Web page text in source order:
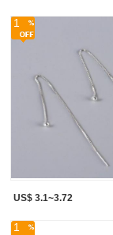
1
US$ 3.1~3.72
1